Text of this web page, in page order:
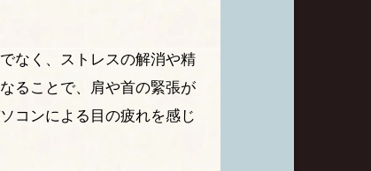
なく、ストレスの解消や精
ることで、肩や首の緊張が
コンによる目の疲れを感じ